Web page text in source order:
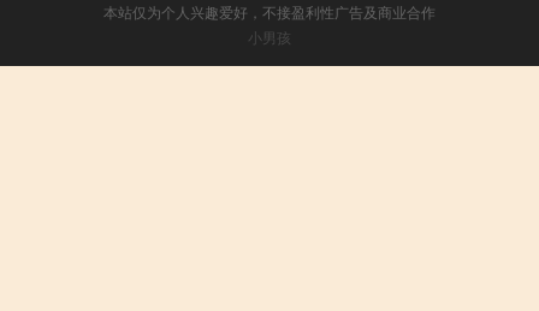
本站仅为个人兴趣爱好，不接盈利性广告及商业合作
小男孩